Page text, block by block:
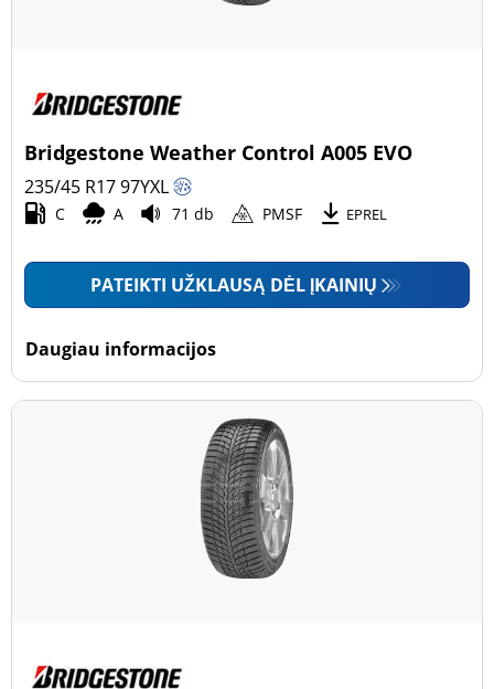
Bridgestone Weather Control A005 EVO
235/45 R1797YXL
C A 71 db PMSF EPREL
PATEIKTI UŽKLAUSĄ DĖL ĮKAINIŲ
Daugiau informacijos